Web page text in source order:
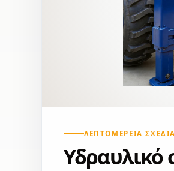
ΛΕΠΤΟΜΈΡΕΙΑ
Υδραυλικό